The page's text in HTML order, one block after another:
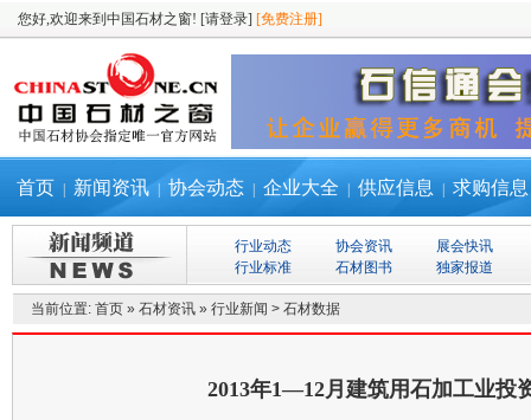
您好,欢迎来到中国石材之窗! [请登录] [免费注册]
首页 新闻资讯 协会动态 企业大全 供应信息 求购信息
行业动态 协会资讯
展会快讯
行业标准
石材图书 独家报道
当前位置: 首页 » 石材资讯 » 行业新闻 > 石材数据
2013年1—12月建筑用石加工业投